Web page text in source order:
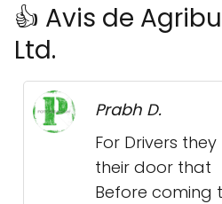
👍 Avis de
Ltd.
Prabh D.
For Drivers
their door that
Before coming